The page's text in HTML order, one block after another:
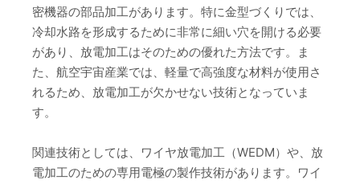
密機器の部品加工があります。特に金型づくりでは、
冷却水路を形成するために非常に細い穴を開ける必要
があり、放電加工はそのための優れた方法です。ま
た、航空宇宙産業では、軽量で高強度な材料が使用さ
れるため、放電加工が欠かせない技術となっていま
す。
関連技術としては、ワイヤ放電加工（WEDM）や、放
電加工のための専用電極の製作技術があります。ワイ